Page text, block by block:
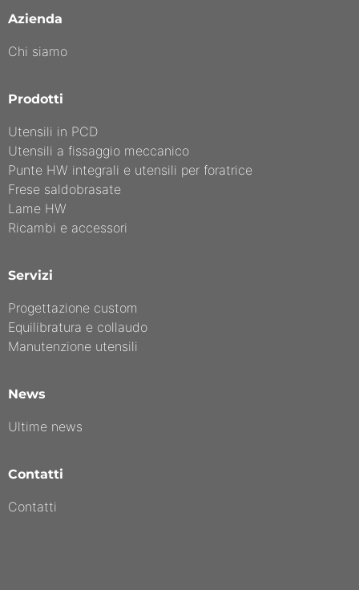
Azienda
Chi siamo
Prodotti
Utensili in PCD
Utensili a fissaggio meccanico
Punte HW integrali e utensili per foratrice
Frese saldobrasate
Lame HW
Ricambi e accessori
Servizi
Progettazione custom
Equilibratura e collaudo
Manutenzione utensili
News
Ultime news
Contatti
Contatti